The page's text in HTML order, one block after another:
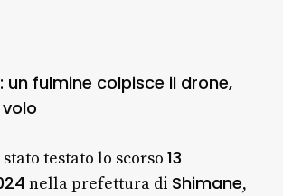
un fulmine colpisce il drone,
testato lo scorso 13
nella prefettura di Shimane,